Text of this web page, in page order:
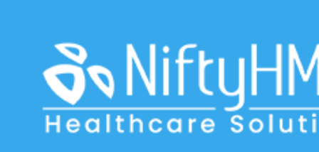
Download Free Patient Assessment
Form for Osteopath – Portuguese